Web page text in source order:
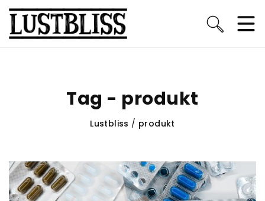
Tag - produkt
Lustbliss / produkt